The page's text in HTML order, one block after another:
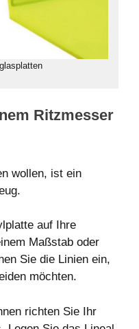
Ritzmesser
wollen, ist ein
auf Ihre
Maßstab oder
Sie die Linien ein,
möchten.
richten Sie Ihr